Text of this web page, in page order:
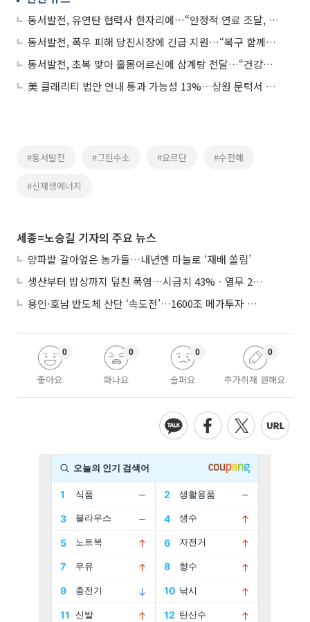
동서발전, 유연탄 협력사 한자리에…“안정적 연료 조달, 함께 풀겠다”
동서발전, 폭우 피해 당진시장에 긴급 지원…“복구 함께하겠다”
동서발전, 초복 맞아 홀몸어르신에 삼계탕 전달…“건강한 여름 되세요”
美 클래리티 법안 연내 통과 가능성 13%…상원 문턱서 제동
#동서발전 #그린수소 #요르단 #수전해
#신재생에너지
세종=노승길 기자의 주요 뉴스
양파밭 갈아엎은 농가들…내년엔 마늘로 ‘재배 쏠림’
생산부터 밥상까지 덮친 폭염…시금치 43%ㆍ열무 28% 급등
용인·호남 반도체 산단 ‘속도전’…1600조 메가투자 이행 총력
좋아요
0
화나요
0
슬퍼요
0
추가취재 원해요
0